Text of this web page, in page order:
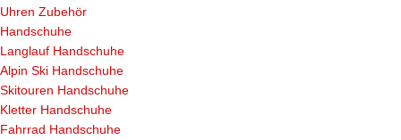
Uhren Zubehör
Handschuhe
Langlauf Handschuhe
Alpin Ski Handschuhe
Skitouren Handschuhe
Kletter Handschuhe
Fahrrad Handschuhe